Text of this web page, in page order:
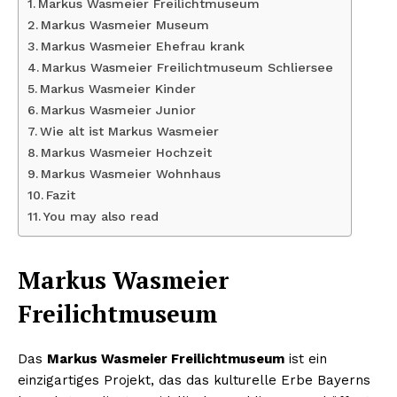
Markus Wasmeier Freilichtmuseum
Markus Wasmeier Museum
Markus Wasmeier Ehefrau krank
Markus Wasmeier Freilichtmuseum Schliersee
Markus Wasmeier Kinder
Markus Wasmeier Junior
Wie alt ist Markus Wasmeier
Markus Wasmeier Hochzeit
Markus Wasmeier Wohnhaus
Fazit
You may also read
Markus Wasmeier
Freilichtmuseum
Das Markus Wasmeier Freilichtmuseum ist ein
einzigartiges Projekt, das das kulturelle Erbe Bayerns